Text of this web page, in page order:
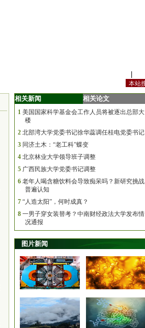
相关新闻 相关论文
1 美国国家科学基金会工作人员将被逐出总部大
楼
2 北部湾大学党委书记徐华蕊调任桂电党委书记
3 同济土木：“老工科”蝶变
4 北京林业大学领导班子调整
5 广西民族大学党委书记调整
6 老年人喝含糖饮料会导致痴呆吗？新研究挑战
普遍认知
7 “人造太阳”，何时成真？
8 一男子穿女装替考？中南财经政法大学发布情
况通报
图片新闻